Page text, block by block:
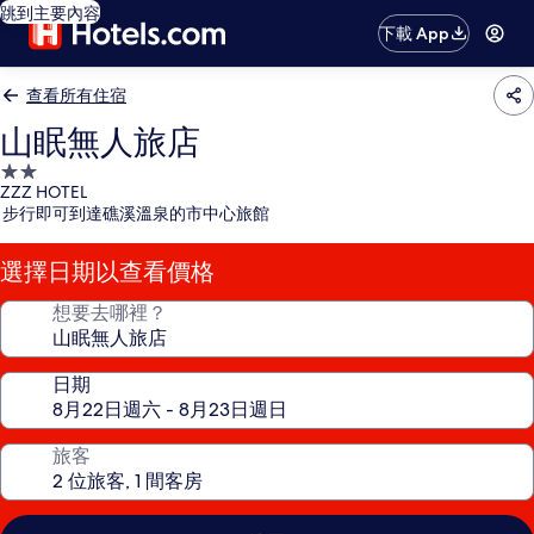
跳到主要內容
下載 App
查看所有住宿
山眠無人旅店
2.0
星
級
住
宿
ZZZ HOTEL
步行即可到達礁溪溫泉的市中心旅館
選擇日期以查看價格
想要去哪裡？
日期
旅客